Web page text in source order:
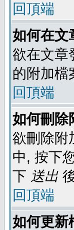
回頂端
如何在文
欲在文章
的附加檔
回頂端
如何刪除
欲刪除附
中, 按下
下 送出
回頂端
如何更新